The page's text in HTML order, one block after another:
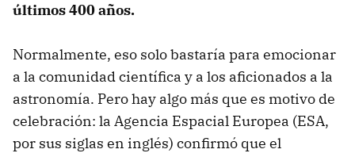
últimos 400 años.
Normalmente, eso solo bastaría para emocionar
a la comunidad científica y a los aficionados a la
astronomía. Pero hay algo más que es motivo de
celebración: la Agencia Espacial Europea (ESA,
por sus siglas en inglés) confirmó que el